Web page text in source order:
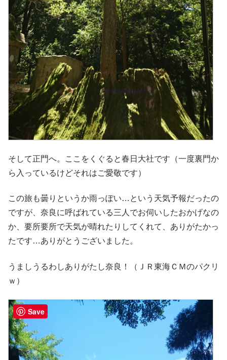
そして正門へ。ここをくぐると春日大社です（一度裏門か
ら入っているけどそれはご愛敬です）
この旅も曇りというか雨っぽい…という天気予報だったの
ですが、奈良に呼ばれている三人でお伺いしたおかげなの
か、要所要所で天気が晴れたりしてくれて、ありがたかっ
たです…ありがとうございました。
うましうるわしありがたし奈良！（ＪＲ東海ＣＭのパクリ
ｗ）
Save